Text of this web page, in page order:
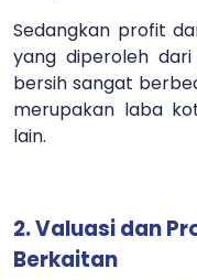
Sedangkan profit
yang diperoleh
bersih sangat
merupakan laba
lain.
2. Valuasi dan
Berkaitan